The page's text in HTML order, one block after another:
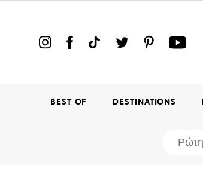
BEST OF DESTINATIONS